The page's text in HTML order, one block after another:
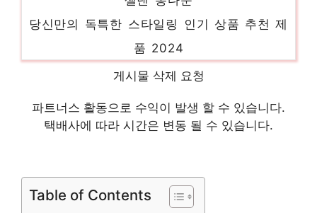
샤넬 르베르니 175
품절임박! 지금 바로 찬스! 인기 상품 추천 제
품 2024
블랑슈 프리미엄 블랙라벨
제품 2024
볼빅 헐크 경량백
게시물 삭제 요청
파트너스 활동으로 수익이 발생 할 수 있습니다.
택배사에 따라 시간은 변동 될 수 있습니다.
Table of Contents